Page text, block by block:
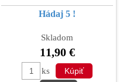
Hádaj 5 !
Skladom
11,90 €
ks